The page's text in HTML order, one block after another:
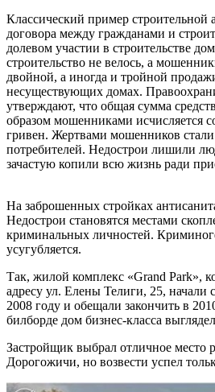
Классический пример строительной
договора между гражданами и
долевом участии в строительстве
строительство не велось, а
двойной, а иногда и тройной
несуществующих домах.
утверждают, что общая сумма
образом мошенниками исчисляется
гривен. Жертвами мошенников
потребителей. Недострои лишили
зачастую копили всю жизнь ради
На заброшенных стройках
Недострои становятся местами
криминальных личностей.
усугубляется.
Так, жилой комплекс «Grand Park»,
адресу ул. Елены Телиги, 25, начали
2008 году и обещали закончить в
билборде дом бизнес-класса
Застройщик выбрал отличное место
Дорогожичи, но возвести успел